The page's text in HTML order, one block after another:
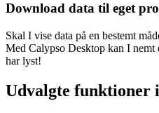
Download data til eget
Skal I vise data på en bestemt
Med Calypso Desktop kan I nemt
har lyst!
Udvalgte funktioner